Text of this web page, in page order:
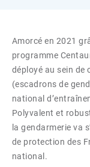
Amorcé en 2021
programme
déployé au sein de
(escadrons de
national
Polyvalent et
la gendarmerie va
de protection des
national.